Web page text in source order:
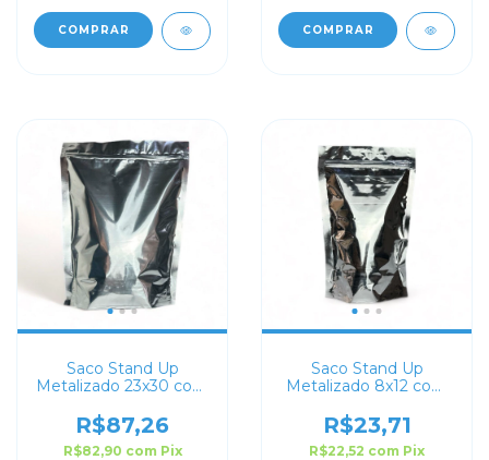
COMPRAR COMPRAR
Saco Stand Up
Metalizado 23x30 com
R$87,26
R$82,90 com Pix
Saco Stand Up
Metalizado 8x12 com
R$23,71
R$22,52 com Pix